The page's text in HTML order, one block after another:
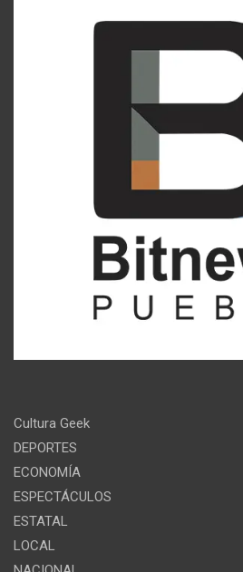
Cultura Geek
DEPORTES
ECONOMÍA
ESPECTÁCULOS
ESTATAL
LOCAL